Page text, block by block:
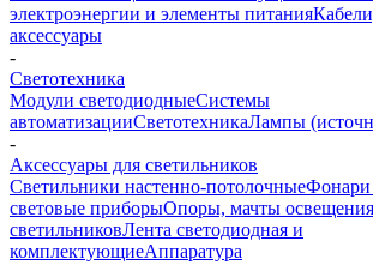
электроэнергии и элементы питания
аксессуары
-
Светотехника
Модули светодиодныеСистемы
автоматизацииСветотехникаЛампы
-
Аксессуары для светильников
Светильники настенно-потолочныеФонари
световые приборыОпоры, мачты освещения
светильниковЛента светодиодная и
комплектующиеАппаратура